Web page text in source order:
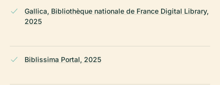
Gallica, Bibliothèque nationale de France Digital Library,
2025
Biblissima Portal, 2025